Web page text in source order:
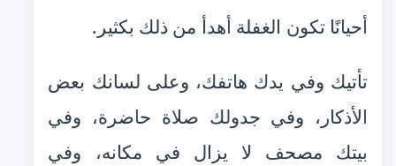
أحيانًا تكون الغفلة أهدأ من ذلك بكثير.
تأتيك وفي يدك هاتفك، وعلى لسانك بعض
الأذكار، وفي جدولك صلاة حاضرة، وفي
بيتك مصحف لا يزال في مكانه، وفي